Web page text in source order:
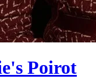
Poirot